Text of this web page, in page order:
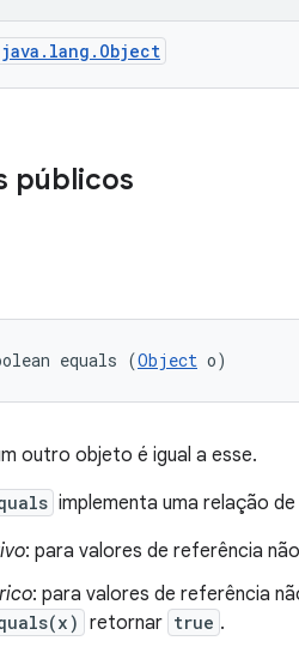
java.lang.Object
públicos
equals (Object o)
outro objeto é igual a esse.
implementa uma relação
: para valores de referência
: para valores de referência
retornar true .